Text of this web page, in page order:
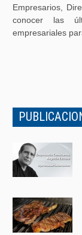
Empresarios,
conocer las
empresariales